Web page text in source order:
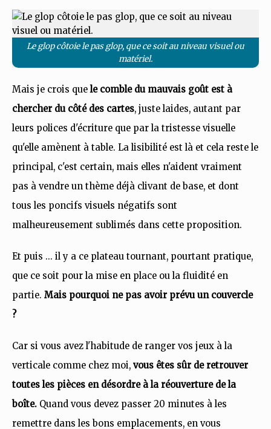
Le glop côtoie le pas glop, que ce soit au niveau visuel ou
matériel.
Mais je crois quele comble du mauvais goût est à
chercher du côté des cartes, juste laides, autant par
leurs polices d'écriture que par la tristesse visuelle
qu'elle amènent à table. La lisibilité est là et cela reste le
principal, c'est certain, mais elles n'aident vraiment
pas à vendre un thème déjà clivant de base, et dont
tous les poncifs visuels négatifs sont
malheureusement sublimés dans cette proposition.
Et puis ... il y a ce plateau tournant, pourtant pratique,
que ce soit pour la mise en place ou la fluidité en
partie. Mais pourquoi ne pas avoir prévu un couvercle
?
Car si vous avez l'habitude de ranger vos jeux à la
verticale comme chez moi, vous êtes sûr de retrouver
toutes les pièces en désordre à la réouverture de la
boîte. Quand vous devez passer 20 minutes à les
remettre dans les bons emplacements, en vous